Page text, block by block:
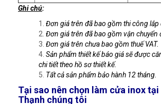
Ghi chú:
Đơn giá trên đã bao gồm thi công lắp
Đơn giá trên đã bao gồm vận chuyển
Đơn giá trên chưa bao gồm thuế VAT.
Sản phẩm thiết kế báo giá sẽ được
chi tiết theo hồ sơ thiết kế.
Tất cả sản phẩm bảo hành 12 tháng.
Tại sao nên chọn làm cửa inox tại
Thạnh chúng tôi